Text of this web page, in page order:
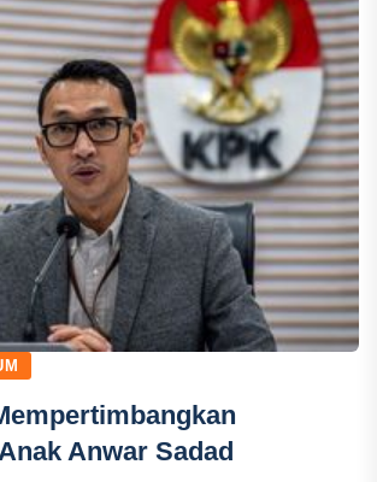
Anwar Sadad